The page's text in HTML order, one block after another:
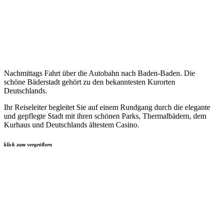
Nachmittags Fahrt über die Autobahn nach Baden-Baden. Die
schöne Bäderstadt gehört zu den bekanntesten Kurorten
Deutschlands.
Ihr Reiseleiter begleitet Sie auf einem Rundgang durch die elegante
und gepflegte Stadt mit ihren schönen Parks, Thermalbädern, dem
Kurhaus und Deutschlands ältestem Casino.
klick zum vergrößern